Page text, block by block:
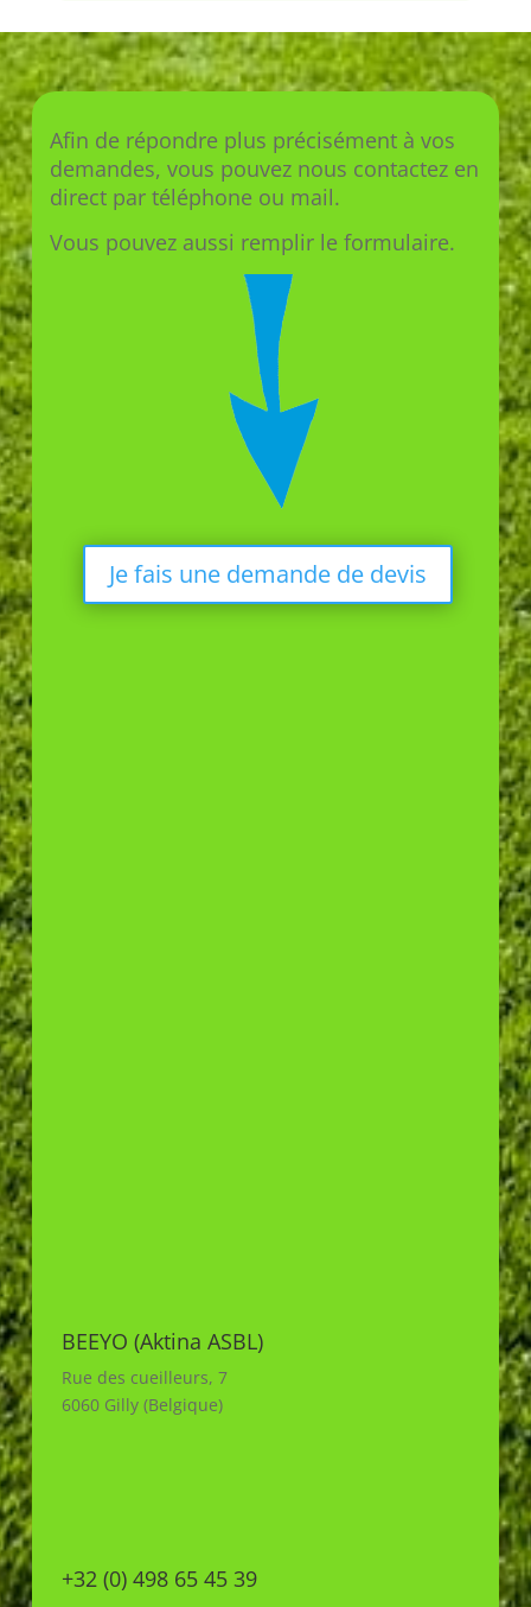
Afin de répondre plus précisément à vos
demandes, vous pouvez nous contactez en
direct par téléphone ou mail.
Vous pouvez aussi remplir le formulaire.
Je fais une demande de devis
BEEYO (Aktina ASBL)
Rue des cueilleurs, 7
6060 Gilly (Belgique)
+32 (0) 498 65 45 39